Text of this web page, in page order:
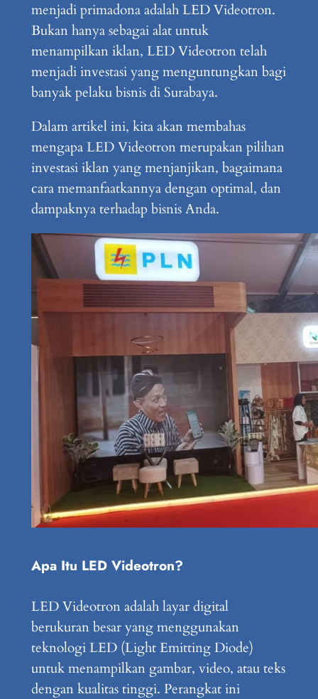
menjadi primadona adalah LED Videotron.
Bukan hanya sebagai alat untuk
menampilkan iklan, LED Videotron telah
menjadi investasi yang menguntungkan bagi
banyak pelaku bisnis di Surabaya.
Dalam artikel ini, kita akan membahas
mengapa LED Videotron merupakan pilihan
investasi iklan yang menjanjikan, bagaimana
cara memanfaatkannya dengan optimal, dan
dampaknya terhadap bisnis Anda.
Apa Itu LED Videotron?
LED Videotron adalah layar digital
berukuran besar yang menggunakan
teknologi LED (Light Emitting Diode)
untuk menampilkan gambar, video, atau teks
dengan kualitas tinggi. Perangkat ini